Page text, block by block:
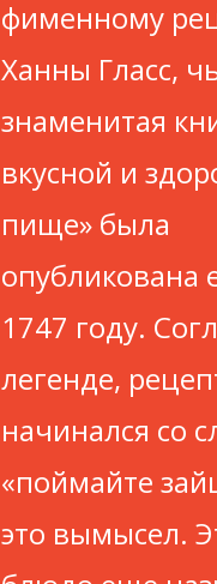
фименному
Ханны Гласс,
знаменитая
вкусной и
пище» была
опубликована
1747 году.
легенде,
начинался со
«поймайте
это вымысел.